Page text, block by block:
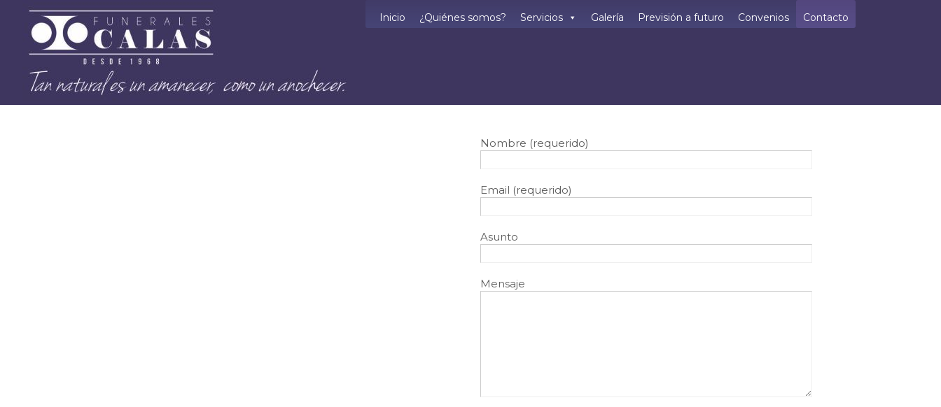
Inicio ¿Quiénes somos? Servicios Galería Previsión a futuro Convenios Contacto
Nombre (requerido)
Email (requerido)
Asunto
Mensaje